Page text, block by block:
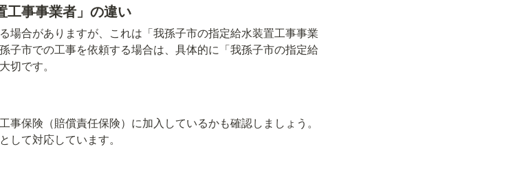
工事事業者」の違い
場合がありますが、これは「我孫子市の指定給水装置工事事業
子市での工事を依頼する場合は、具体的に「我孫子市の指定給
切です。
保険（賠償責任保険）に加入しているかも確認しましょう。
して対応しています。